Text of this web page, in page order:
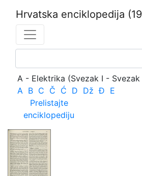
Hrvatska enciklopedija
A - Elektrika (Svezak I - Svezak
A B C Č Ć D Dž Đ E
Prelistajte
enciklopediju